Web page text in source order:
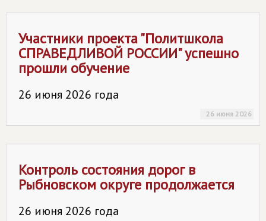
Участники проекта "Политшкола
СПРАВЕДЛИВОЙ РОССИИ" успешно
прошли обучение
26 июня 2026 года
26 июня 2026
Контроль состояния дорог в
Рыбновском округе продолжается
26 июня 2026 года